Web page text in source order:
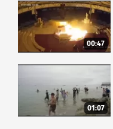
00:47
01:07